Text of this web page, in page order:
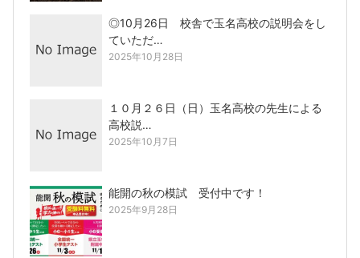
◎10月26日 校舎で玉名高校の説明会をし
ていただ…
2025年10月28日
１０月２６日（日）玉名高校の先生による
高校説…
2025年10月7日
能開の秋の模試 受付中です！
2025年9月28日